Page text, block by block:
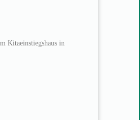
Kitaeinstiegshaus in